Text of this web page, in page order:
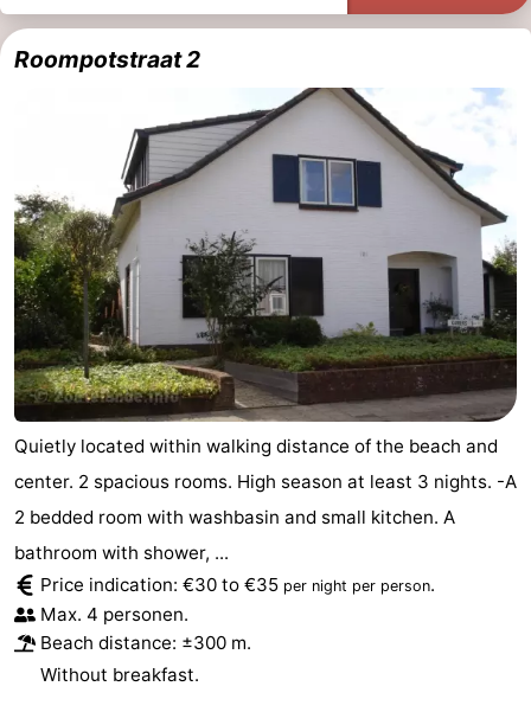
Roompotstraat 2
Quietly located within walking distance of the beach and
center. 2 spacious rooms. High season at least 3 nights. -A
2 bedded room with washbasin and small kitchen. A
bathroom with shower, ...
Price indication: €30 to €35 per night per person.
Max. 4 personen.
Beach distance: ±300 m.
Without breakfast.